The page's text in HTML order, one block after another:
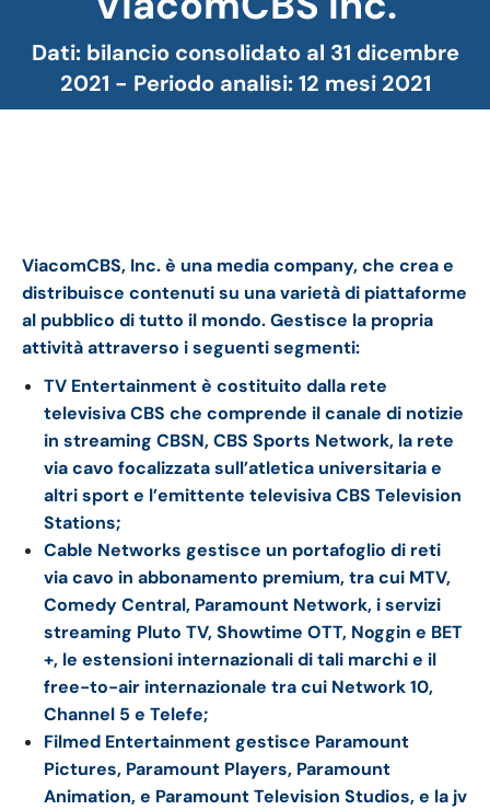
Dati: bilancio consolidato al 31 dicembre
2021 - Periodo analisi: 12 mesi 2021
Tu sei qui:
ViacomCBS, Inc. è una media company, che crea e
distribuisce contenuti su una varietà di piattaforme
al pubblico di tutto il mondo. Gestisce la propria
attività attraverso i seguenti segmenti:
TV Entertainment è costituito dalla rete
televisiva CBS che comprende il canale di notizie
in streaming CBSN, CBS Sports Network, la rete
via cavo focalizzata sull’atletica universitaria e
altri sport e l’emittente televisiva CBS Television
Stations;
Cable Networks gestisce un portafoglio di reti
via cavo in abbonamento premium, tra cui MTV,
Comedy Central, Paramount Network, i servizi
streaming Pluto TV, Showtime OTT, Noggin e BET
+, le estensioni internazionali di tali marchi e il
free-to-air internazionale tra cui Network 10,
Channel 5 e Telefe;
Filmed Entertainment gestisce Paramount
Pictures, Paramount Players, Paramount
Animation, e Paramount Television Studios, e la jv